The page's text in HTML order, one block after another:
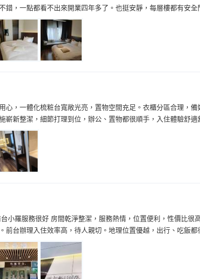
錯，一點都看不出來開業四年多了。也挺安靜，每層樓都有安
心，一體化梳粧台寬敞光亮，置物空間充足。衣櫃分區合理，
嶄新整潔，細節打理到位，辦公、置物都很順手，入住體驗舒適
小羅服務很好 房間乾淨整潔，服務熱情，位置便利，性價比
前台辦理入住效率高，待人親切。地理位置優越，出行、吃飯都